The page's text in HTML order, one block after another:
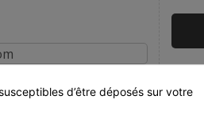
d’être déposés sur votre